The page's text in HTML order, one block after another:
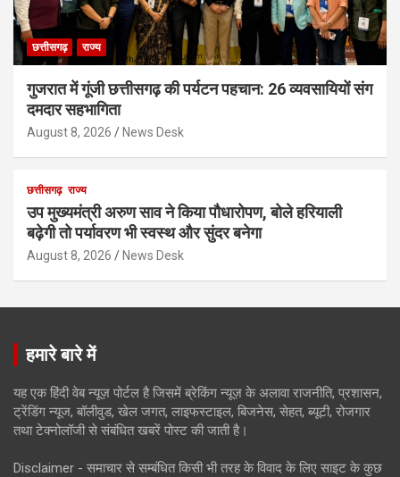
छत्तीसगढ़ राज्य
गुजरात में गूंजी छत्तीसगढ़ की पर्यटन पहचान: 26 व्यवसायियों संग
दमदार सहभागिता
August 8, 2026 News Desk
छत्तीसगढ़ राज्य
उप मुख्यमंत्री अरुण साव ने किया पौधारोपण, बोले हरियाली
बढ़ेगी तो पर्यावरण भी स्वस्थ और सुंदर बनेगा
August 8, 2026 News Desk
हमारे बारे में
यह एक हिंदी वेब न्यूज़ पोर्टल है जिसमें ब्रेकिंग न्यूज़ के अलावा राजनीति, प्रशासन,
ट्रेंडिंग न्यूज, बॉलीवुड, खेल जगत, लाइफस्टाइल, बिजनेस, सेहत, ब्यूटी, रोजगार
तथा टेक्नोलॉजी से संबंधित खबरें पोस्ट की जाती है।
Disclaimer - समाचार से सम्बंधित किसी भी तरह के विवाद के लिए साइट के कुछ